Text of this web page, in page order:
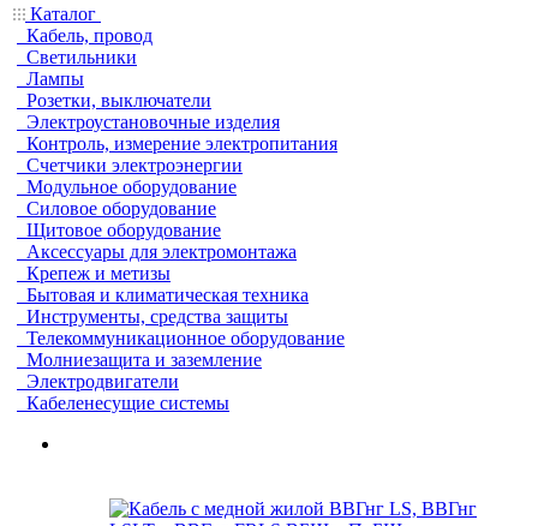
Каталог
Кабель, провод
Светильники
Лампы
Розетки, выключатели
Электроустановочные изделия
Контроль, измерение электропитания
Счетчики электроэнергии
Модульное оборудование
Силовое оборудование
Щитовое оборудование
Аксессуары для электромонтажа
Крепеж и метизы
Бытовая и климатическая техника
Инструменты, средства защиты
Телекоммуникационное оборудование
Молниезащита и заземление
Электродвигатели
Кабеленесущие системы